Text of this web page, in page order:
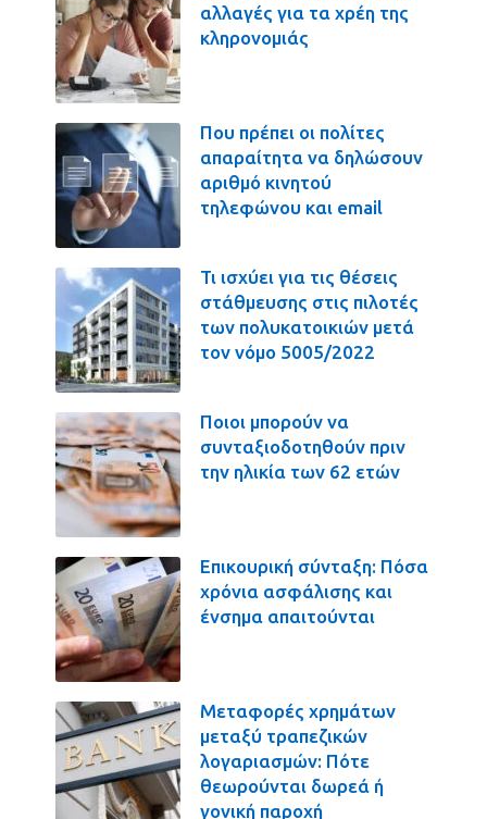
αλλαγές για τα χρέη της
κληρονομιάς
Που πρέπει οι πολίτες
απαραίτητα να δηλώσουν
αριθμό κινητού
τηλεφώνου και email
Τι ισχύει για τις θέσεις
στάθμευσης στις πιλοτές
των πολυκατοικιών μετά
τον νόμο 5005/2022
Ποιοι μπορούν να
συνταξιοδοτηθούν πριν
την ηλικία των 62 ετών
Επικουρική σύνταξη: Πόσα
χρόνια ασφάλισης και
ένσημα απαιτούνται
Μεταφορές χρημάτων
μεταξύ τραπεζικών
λογαριασμών: Πότε
θεωρούνται δωρεά ή
γονική παροχή